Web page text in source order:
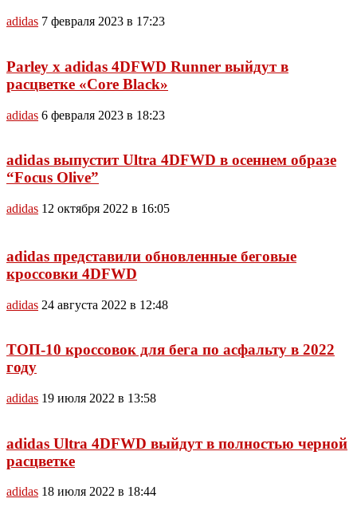
adidas 7 февраля 2023 в 17:23
Parley x adidas 4DFWD Runner выйдут в
расцветке «Core Black»
adidas 6 февраля 2023 в 18:23
adidas выпустит Ultra 4DFWD в осеннем образе
“Focus Olive”
adidas 12 октября 2022 в 16:05
adidas представили обновленные беговые
кроссовки 4DFWD
adidas 24 августа 2022 в 12:48
ТОП-10 кроссовок для бега по асфальту в 2022
году
adidas 19 июля 2022 в 13:58
adidas Ultra 4DFWD выйдут в полностью черной
расцветке
adidas 18 июля 2022 в 18:44